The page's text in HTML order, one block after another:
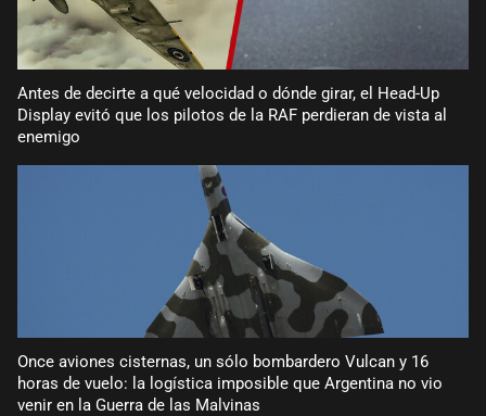
Antes de decirte a qué velocidad o dónde girar, el Head-Up
Display evitó que los pilotos de la RAF perdieran de vista al
enemigo
Once aviones cisternas, un sólo bombardero Vulcan y 16
horas de vuelo: la logística imposible que Argentina no vio
venir en la Guerra de las Malvinas